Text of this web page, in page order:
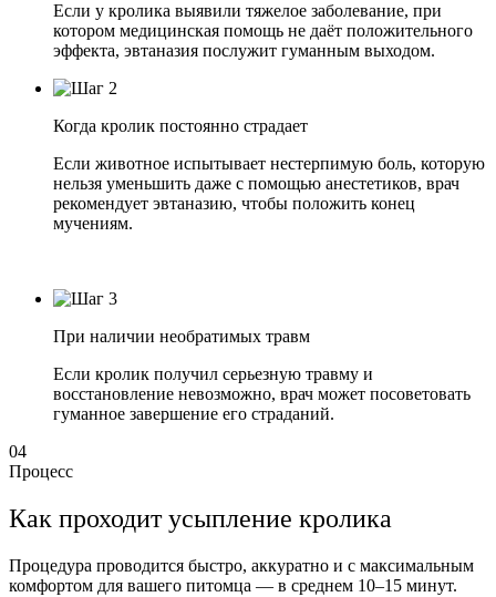
Если у кролика выявили тяжелое заболевание, при
котором медицинская помощь не даёт положительного
эффекта, эвтаназия послужит гуманным выходом.
Когда кролик постоянно страдает
Если животное испытывает нестерпимую боль, которую
нельзя уменьшить даже с помощью анестетиков, врач
рекомендует эвтаназию, чтобы положить конец
мучениям.
При наличии необратимых травм
Если кролик получил серьезную травму и
восстановление невозможно, врач может посоветовать
гуманное завершение его страданий.
04
Процесс
Как проходит усыпление кролика
Процедура проводится быстро, аккуратно и с максимальным
комфортом для вашего питомца — в среднем 10–15 минут.